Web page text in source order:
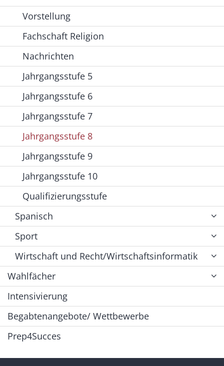
Vorstellung
Fachschaft Religion
Nachrichten
Jahrgangsstufe 5
Jahrgangsstufe 6
Jahrgangsstufe 7
Jahrgangsstufe 8
Jahrgangsstufe 9
Jahrgangsstufe 10
Qualifizierungsstufe
Spanisch
Sport
Wirtschaft und Recht/Wirtschaftsinformatik
Wahlfächer
Intensivierung
Begabtenangebote/ Wettbewerbe
Prep4Succes